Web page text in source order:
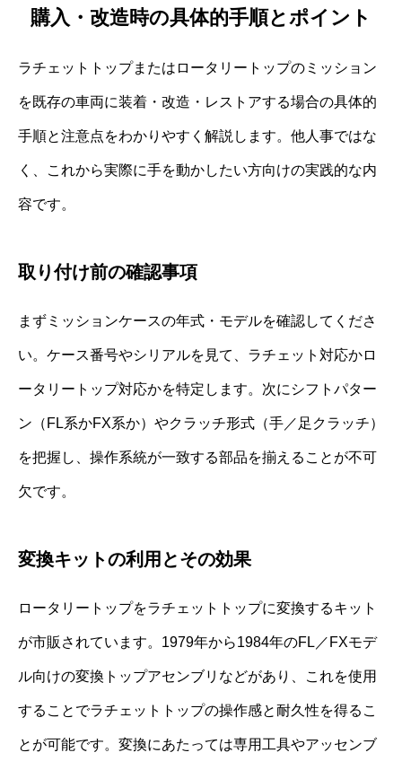
購入・改造時の具体的手順とポイント
ラチェットトップまたはロータリートップのミッション
を既存の車両に装着・改造・レストアする場合の具体的
手順と注意点をわかりやすく解説します。他人事ではな
く、これから実際に手を動かしたい方向けの実践的な内
容です。
取り付け前の確認事項
まずミッションケースの年式・モデルを確認してくださ
い。ケース番号やシリアルを見て、ラチェット対応かロ
ータリートップ対応かを特定します。次にシフトパター
ン（FL系かFX系か）やクラッチ形式（手／足クラッチ）
を把握し、操作系統が一致する部品を揃えることが不可
欠です。
変換キットの利用とその効果
ロータリートップをラチェットトップに変換するキット
が市販されています。1979年から1984年のFL／FXモデ
ル向けの変換トップアセンブリなどがあり、これを使用
することでラチェットトップの操作感と耐久性を得るこ
とが可能です。変換にあたっては専用工具やアッセンブ